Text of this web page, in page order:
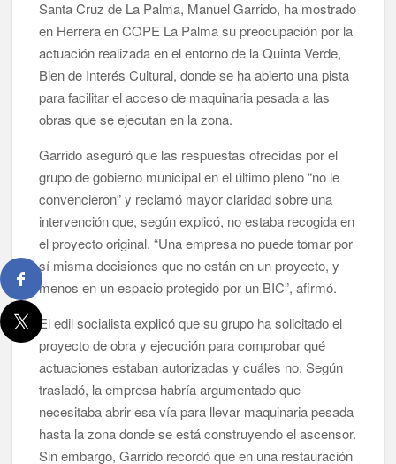
La Palma impulsa la inserción laboral de mujeres víctimas de
violencia de género con el apoyo empresarial
El Día de la Cometa reúne a cientos de familias en Santa Cruz
de La Palma y refuerza el comercio local en su sexta edición
planificación y exige respuestas sobre las pérdidas de agua
Jacob Qadri reclama prioridad para los pacientes de las islas
no capitalinas derivados a hospitales de Tenerife
Santa Cruz de La Palma, Manuel Garrido, ha mostrado
en Herrera en COPE La Palma su preocupación por la
actuación realizada en el entorno de la Quinta Verde,
Bien de Interés Cultural, donde se ha abierto una pista
para facilitar el acceso de maquinaria pesada a las
obras que se ejecutan en la zona.
Garrido aseguró que las respuestas ofrecidas por el
grupo de gobierno municipal en el último pleno “no le
convencieron” y reclamó mayor claridad sobre una
intervención que, según explicó, no estaba recogida en
el proyecto original. “Una empresa no puede tomar por
sí misma decisiones que no están en un proyecto, y
menos en un espacio protegido por un BIC”, afirmó.
El edil socialista explicó que su grupo ha solicitado el
proyecto de obra y ejecución para comprobar qué
actuaciones estaban autorizadas y cuáles no. Según
trasladó, la empresa habría argumentado que
necesitaba abrir esa vía para llevar maquinaria pesada
hasta la zona donde se está construyendo el ascensor.
Sin embargo, Garrido recordó que en una restauración